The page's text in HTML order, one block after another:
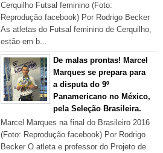
Cerquilho Futsal feminino (Foto:
Reprodução facebook) Por Rodrigo Becker
As atletas do Futsal feminino de Cerquilho,
estão em b...
De malas prontas! Marcel
Marques se prepara para
a disputa do 9º
Panamericano no México,
pela Seleção Brasileira.
Marcel Marques na final do Brasileiro 2016
(Foto: Reprodução facebook) Por Rodrigo
Becker O atleta e professor do Projeto de